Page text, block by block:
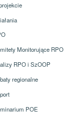
Monitorujące RPO
RPO i SzOOP
regionalne
POE